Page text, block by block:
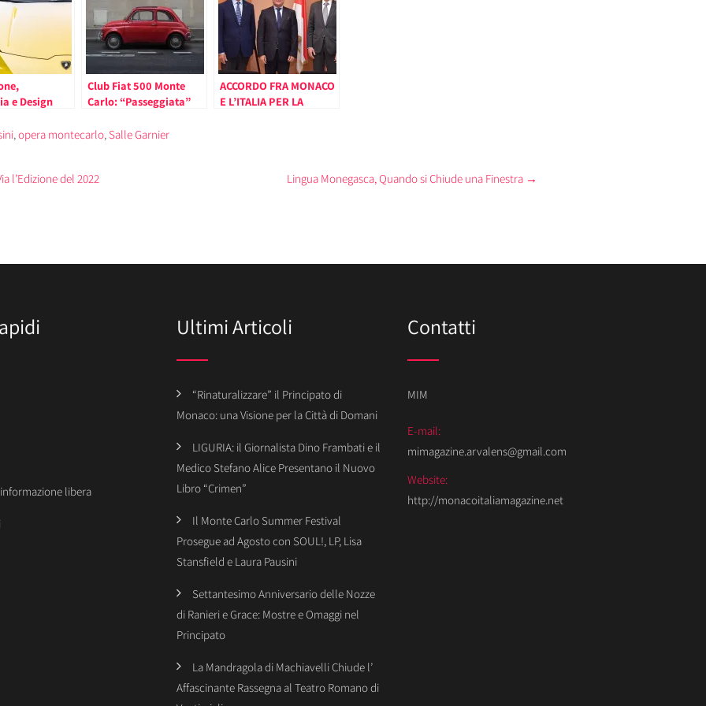
e Design
Club Fiat 500 Monte
Carlo: “Passeggiata”
l’Italia
ACCORDO FRA MONACO
E L’ITALIA PER LA
,opera montecarlo, Salle Garnier
l’Edizione del 2022 Lingua Monegasca, Quando si Chiude una Finestra →
libera
Ultimi Articoli
“Rinaturalizzare” il Principato di
Monaco: una Visione per la Città di Domani
LIGURIA: il Giornalista Dino Frambati e il
Medico Stefano Alice Presentano il Nuovo
Libro “Crimen”
Il Monte Carlo Summer Festival
Prosegue ad Agosto con SOUL!, LP, Lisa
Stansfield e Laura Pausini
Settantesimo Anniversario delle Nozze
di Ranieri e Grace: Mostre e Omaggi nel
Principato
La Mandragola di Machiavelli Chiude l’
Affascinante Rassegna al Teatro Romano di
Contatti
MIM
E-mail:
mimagazine.arvalens@gmail.com
Website:
http://monacoitaliamagazine.net